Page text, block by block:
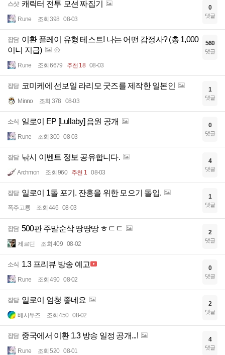
스샷 캐릭터 전투 모션 짜집기
Rune 조회 398 08-03
0
댓글
잡담 이환 플레이 유형 테스트! 나는 어떤 감정사? (총 1,000
이니 지급)
Rune 조회 6679 추천 18 08-03
560
댓글
잡담 코미케에 선보일 라리모 굿즈를 제작한 일본인
Minno 조회 378 08-03
1
댓글
소식 일로이 EP [Lullaby] 음원 공개
Rune 조회 300 08-03
0
댓글
잡담 낚시 이벤트 정보 공유합니다.
Archmon 조회 960 추천 1 08-03
4
댓글
잡담 일로이 1돌 포기. 잔홍을 위한 모으기 돌입.
폭주고룡 조회 446 08-03
1
댓글
잡담 500판 주말순삭 땅땅땅 ㅎㄷㄷ
제르딘 조회 409 08-02
2
댓글
소식 1.3 프리뷰 방송 예고
Rune 조회 490 08-02
0
댓글
잡담 일로이 엄청 좋네요
베시두즈 조회 450 08-02
2
댓글
잡담 중국에서 이환 1.3 방송 일정 공개...!
Rune 조회 520 08-01
4
댓글